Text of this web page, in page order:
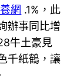
網 .1%，此
辦事同比增
牛土豪見
千紙鶴，讓